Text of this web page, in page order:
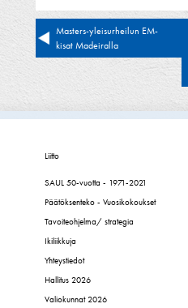
Artikkelien
selaus
Masters-yleisurheilun EM-
kisat Madeiralla
Liitto
SAUL 50-vuotta - 1971-2021
Päätöksenteko - Vuosikokoukset
Tavoiteohjelma/ strategia
Ikiliikkuja
Yhteystiedot
Hallitus 2026
Valiokunnat 2026